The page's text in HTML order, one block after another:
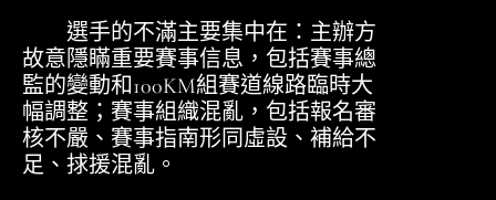
選手的不滿主要集中在：主辦方
故意隱瞞重要賽事信息，包括賽事總
監的變動和100KM組賽道線路臨時大
幅調整；賽事組織混亂，包括報名審
核不嚴、賽事指南形同虛設、補給不
足、捄援混亂。